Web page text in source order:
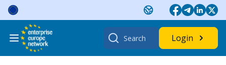
Skip
content
Search
for:
Login